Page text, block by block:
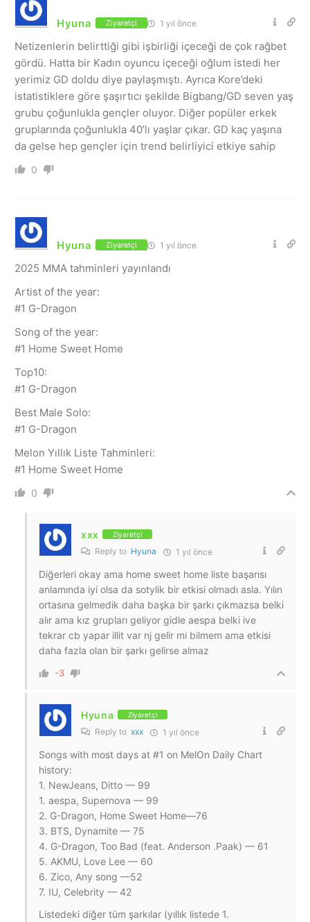
Hyuna Ziyaretçi 1 yıl önce
Netizenlerin belirttiği gibi işbirliği içeceği de çok rağbet
gördü. Hatta bir Kadın oyuncu içeceği oğlum istedi her
yerimiz GD doldu diye paylaşmıştı. Ayrıca Kore’deki
istatistiklere göre şaşırtıcı şekilde Bigbang/GD seven yaş
grubu çoğunlukla gençler oluyor. Diğer popüler erkek
gruplarında çoğunlukla 40’lı yaşlar çıkar. GD kaç yaşına
da gelse hep gençler için trend belirliyici etkiye sahip
0
Hyuna Ziyaretçi 1 yıl önce
2025 MMA tahminleri yayınlandı
Artist of the year:
#1 G-Dragon
Song of the year:
#1 Home Sweet Home
Top10:
#1 G-Dragon
Best Male Solo:
#1 G-Dragon
Melon Yıllık Liste Tahminleri:
#1 Home Sweet Home
0
xxx Ziyaretçi
Reply to Hyuna 1 yıl önce
Diğerleri okay ama home sweet home liste başarısı
anlamında iyi olsa da sotylik bir etkisi olmadı asla. Yılın
ortasına gelmedik daha başka bir şarkı çıkmazsa belki
alır ama kız grupları geliyor gidle aespa belki ive
tekrar cb yapar illit var nj gelir mi bilmem ama etkisi
daha fazla olan bir şarkı gelirse almaz
-3
Hyuna Ziyaretçi
Reply to xxx 1 yıl önce
Songs with most days at #1 on MelOn Daily Chart
history:
1. NewJeans, Ditto — 99
1. aespa, Supernova — 99
2. G-Dragon, Home Sweet Home—76
3. BTS, Dynamite — 75
4. G-Dragon, Too Bad (feat. Anderson .Paak) — 61
5. AKMU, Love Lee — 60
6. Zico, Any song —52
7. IU, Celebrity — 42
Listedeki diğer tüm şarkılar (yıllık listede 1.